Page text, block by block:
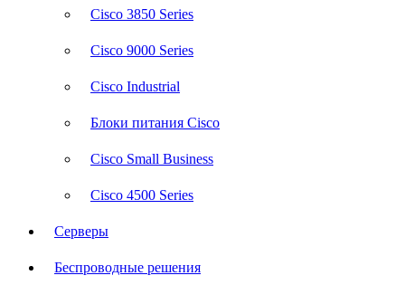
Cisco 3850 Series
Cisco 9000 Series
Cisco Industrial
Блоки питания Cisco
Cisco Small Business
Cisco 4500 Series
Серверы
Беспроводные решения